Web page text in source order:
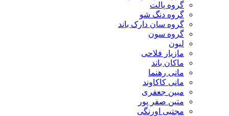
گروه پالت
گروه دنگ شو
گروه سان دارک باند
گروه سون
لیون
مازیار فلاحی
ماکان باند
مانی رهنما
مانی کاکاوند
مبین جعفری
متین صفر پور
مجتبی اورنگی